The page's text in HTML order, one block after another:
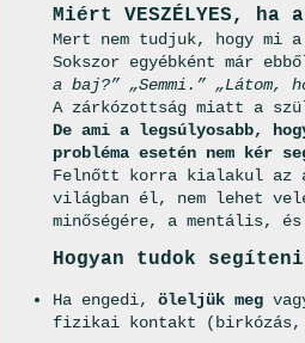
Miért VESZÉLYES, ha
Mert nem tudjuk, hogy
Sokszor egyébként már
a baj?” „Semmi.” „Látom,
A zárkózottság miatt a
De ami a legsúlyosabb,
probléma esetén nem kér
Felnőtt korra kialakul az
világban él, nem lehet
minőségére, a mentális,
Hogyan tudok
Ha engedi, öleljük meg
fizikai kontakt (birkózás,